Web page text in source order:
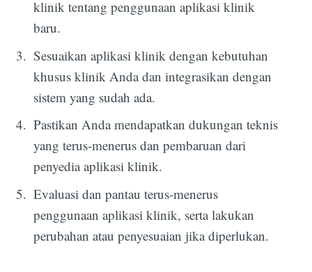
klinik tentang penggunaan aplikasi klinik
baru.
Sesuaikan aplikasi klinik dengan kebutuhan
khusus klinik Anda dan integrasikan dengan
sistem yang sudah ada.
Pastikan Anda mendapatkan dukungan teknis
yang terus-menerus dan pembaruan dari
penyedia aplikasi klinik.
Evaluasi dan pantau terus-menerus
penggunaan aplikasi klinik, serta lakukan
perubahan atau penyesuaian jika diperlukan.